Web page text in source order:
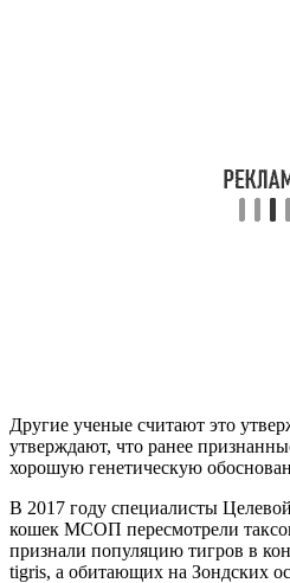
Другие ученые считают это
утверждают, что ранее
хорошую генетическую
В 2017 году специалисты
кошек МСОП пересмотрели
признали популяцию тигров в
tigris, а обитающих на Зондских